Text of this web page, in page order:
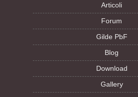
Articoli
Forum
Gilde PbF
Blog
Download
Gallery